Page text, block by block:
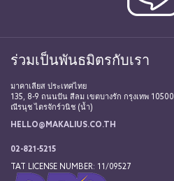
ร่วมเป็นพันธมิตรกับเรา
มาคาเลียส ประเทศไทย
135, 8-9 ถนนปัน สีลม เขตบางรัก กรุงเทพ 10500
ณีรนุช ไตรจักร์วนิช (น้ำ)
HELLO@MAKALIUS.CO.TH
02-821-5215
TAT LICENSE NUMBER: 11/09527